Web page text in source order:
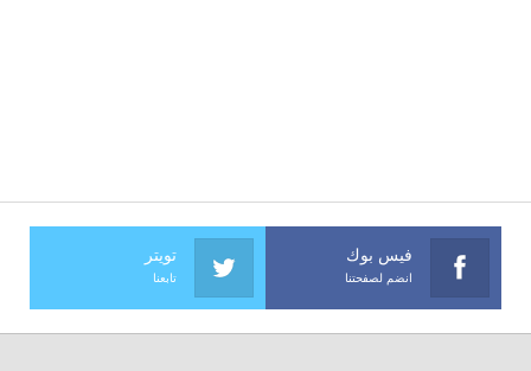
فيس بوك
انضم لصفحتنا
تويتر
تابعنا